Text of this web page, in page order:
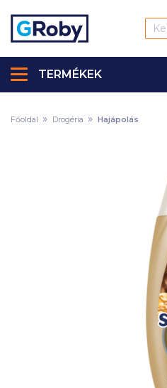
TERMÉKEK
Főoldal Drogéria Hajápolás